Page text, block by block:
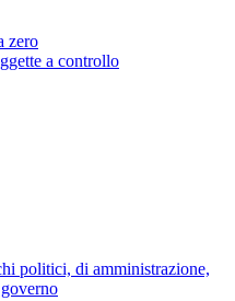
zero
a controllo
politici, di amministrazione,